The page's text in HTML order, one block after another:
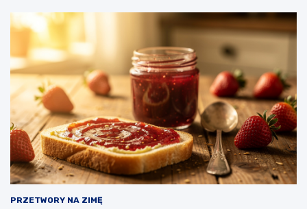
PRZETWORY NA ZIMĘ